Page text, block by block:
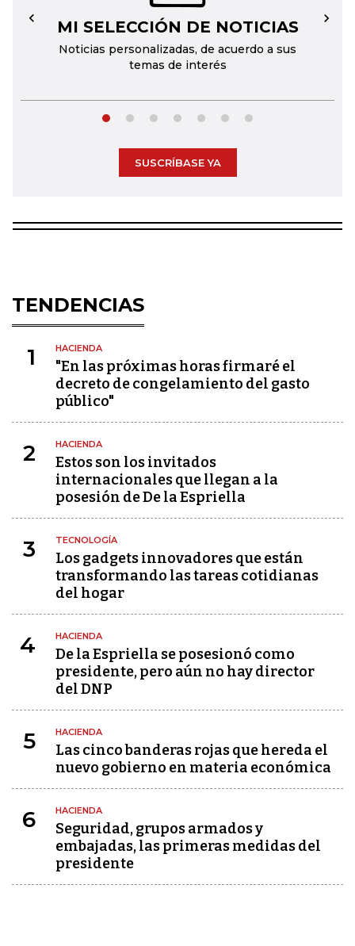
MI SELECCIÓN DE NOTICIAS
Noticias personalizadas, de acuerdo a sus
temas de interés
← →
SUSCRÍBASE YA
TENDENCIAS
1 HACIENDA
"En las próximas horas firmaré el
decreto de congelamiento del gasto
público"
2 HACIENDA
Estos son los invitados
internacionales que llegan a la
posesión de De la Espriella
3 TECNOLOGÍA
Los gadgets innovadores que están
transformando las tareas cotidianas
del hogar
4 HACIENDA
De la Espriella se posesionó como
presidente, pero aún no hay director
del DNP
5 HACIENDA
Las cinco banderas rojas que hereda el
nuevo gobierno en materia económica
6 HACIENDA
Seguridad, grupos armados y
embajadas, las primeras medidas del
presidente